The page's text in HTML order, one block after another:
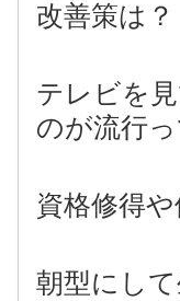
改善策は？
テレビを
のが流行
資格修得
朝型にし